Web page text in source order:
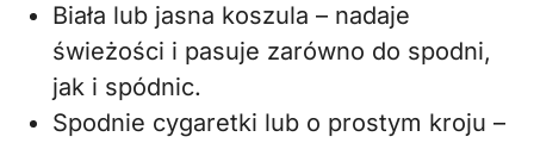
Biała lub jasna koszula – nadaje
świeżości i pasuje zarówno do spodni,
jak i spódnic.
Spodnie cygaretki lub o prostym kroju –